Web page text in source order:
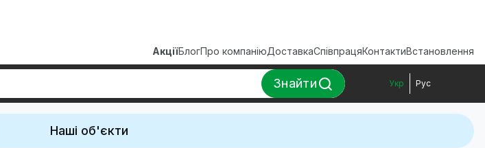
АкціїБлогПро компаніюДоставкаСпівпрацяКонтактиВстановлення
Знайти Укр Рус
Наші об'єкти